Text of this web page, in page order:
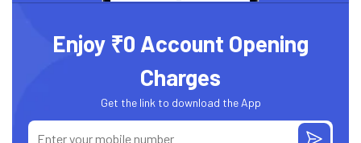
Enjoy ₹0 Account Opening
Charges
Get the link to download the App